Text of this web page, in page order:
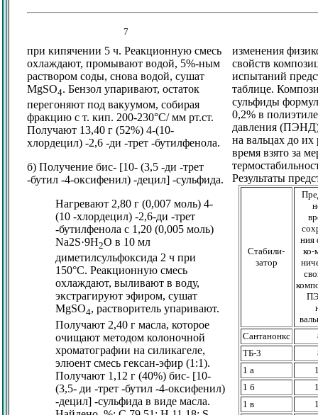
7
при кипячении 5 ч. Реакционную смесь
охлаждают, промывают водой, 5%-ным
раствором соды, снова водой, сушат
MgSO4. Бензол упаривают, остаток
перегоняют под вакуумом, собирая
фракцию с т. кип. 200-230°C/ мм рт.ст.
Получают 13,40 г (52%) 4-(10-
хлордецил) -2,6 -ди -трет -бутилфенола.
б) Получение бис- [10- (3,5 -ди -трет
-бутил -4-оксифенил) -децил] -сульфида.
Нагревают 2,80 г (0,007 моль) 4-
(10 -хлордецил) -2,6-ди -трет
-бутилфенола с 1,20 (0,005 моль)
Na2S·9Н2О в 10 мл
диметилсульфоксида 2 ч при
150°C. Реакционную смесь
охлаждают, выливают в воду,
экстрагируют эфиром, сушат
MgSO4, растворитель упаривают.
Получают 2,40 г масла, которое
очищают методом колоночной
хроматографии на силикагеле,
элюент смесь гексан-эфир (1:1).
Получают 1,12 г (40%) бис- [10-
(3,5- ди -трет -бутил -4-оксифенил)
-децил] -сульфида в виде масла.
изменения
свойств
испытаний
таблице.
сульфиды
0,2% в
давления
на вальцах до
время взято за
Результаты
Стабили-
затор
ния
ко-
Сантанонкс
ТБ-3
1 а
1 б
1 в